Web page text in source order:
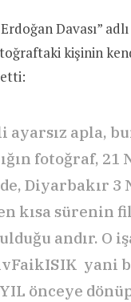
Davası”
kişinin
ayarsız apla,
fotoğraf, 21
Diyarbakır 3
kısa sürenin
andır. O
yani
önceye